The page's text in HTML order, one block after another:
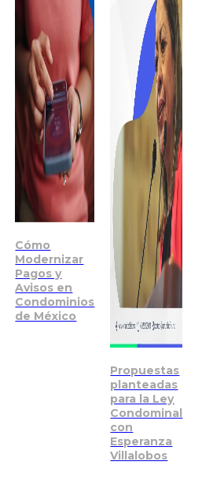
Cómo
Modernizar
Pagos y
Avisos en
Condominios
de México
Propuestas
planteadas
para la Ley
Condominal
con
Esperanza
Villalobos